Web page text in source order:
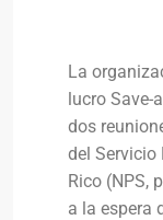
La
lucro Save-
dos
del Servicio
Rico (NPS,
a la espera